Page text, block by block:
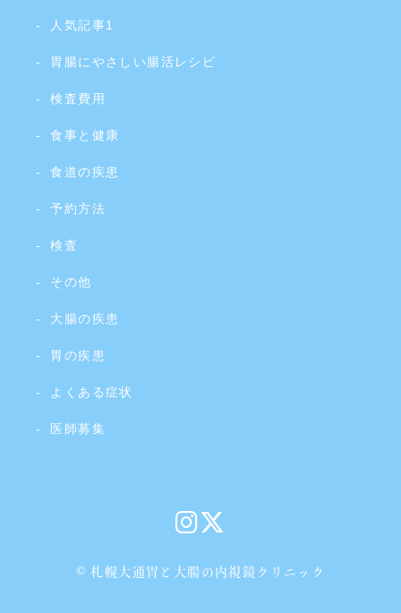
人気記事1
胃腸にやさしい腸活レシピ
検査費用
食事と健康
食道の疾患
予約方法
検査
その他
大腸の疾患
胃の疾患
よくある症状
医師募集
© 札幌大通胃と大腸の内視鏡クリニック